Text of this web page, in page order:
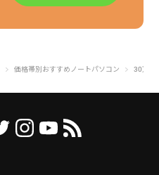
価格帯別おすすめノートパソコン 30万円